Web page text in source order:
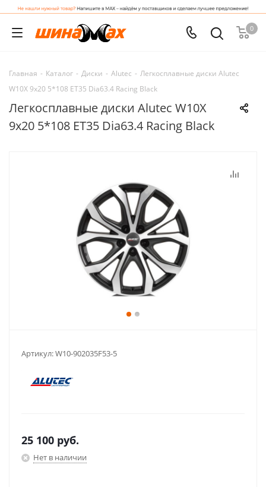
0
Главная - Каталог - Диски - Alutec - Легкосплавные диски Alutec
W10X 9x20 5*108 ET35 Dia63.4 Racing Black
Легкосплавные диски Alutec W10X
9x20 5*108 ET35 Dia63.4 Racing Black
Артикул:W10-902035F53-5
25 100 руб.
Нет в наличии